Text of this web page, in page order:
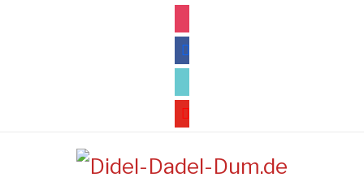
facebook
youtube